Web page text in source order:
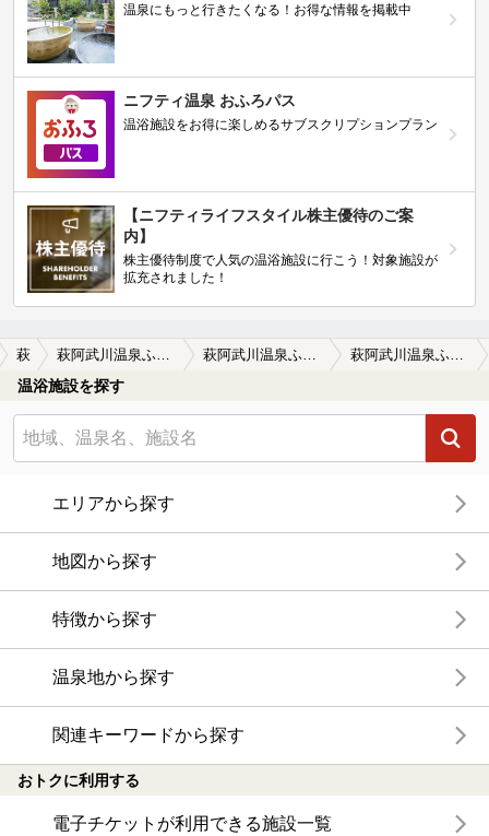
温泉にもっと行きたくなる！お得な情報を掲載中
ニフティ温泉 おふろパス
温浴施設をお得に楽しめるサブスクリプションプラン
【ニフティライフスタイル株主優待のご案
内】
株主優待制度で人気の温浴施設に行こう！対象施設が
拡充されました！
萩
温浴施設を探す
エリアから探す
地図から探す
特徴から探す
温泉地から探す
関連キーワードから探す
おトクに利用する
電子チケットが利用できる施設一覧